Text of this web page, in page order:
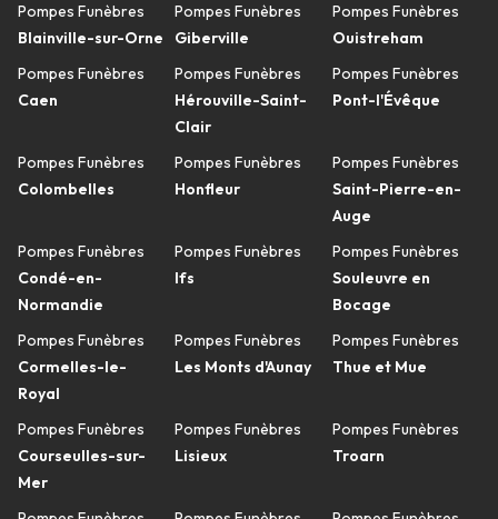
Pompes Funèbres
Blainville-sur-Orne
Pompes Funèbres
Caen
Pompes Funèbres
Colombelles
Pompes Funèbres
Condé-en-
Normandie
Pompes Funèbres
Cormelles-le-
Royal
Pompes Funèbres
Courseulles-sur-
Mer
Pompes Funèbres
Giberville
Pompes Funèbres
Hérouville-Saint-
Clair
Pompes Funèbres
Honfleur
Pompes Funèbres
Ifs
Pompes Funèbres
Les Monts d'Aunay
Pompes Funèbres
Lisieux
Pompes Funèbres
Ouistreham
Pompes Funèbres
Pont-l'Évêque
Pompes Funèbres
Saint-Pierre-en-
Auge
Pompes Funèbres
Souleuvre en
Bocage
Pompes Funèbres
Thue et Mue
Pompes Funèbres
Troarn